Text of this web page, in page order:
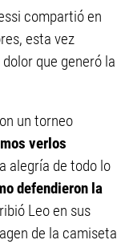
compartió en
esta vez
que generó la
un torneo
verlos
alegría de todo lo
defendieron la
Leo en sus
de la camiseta